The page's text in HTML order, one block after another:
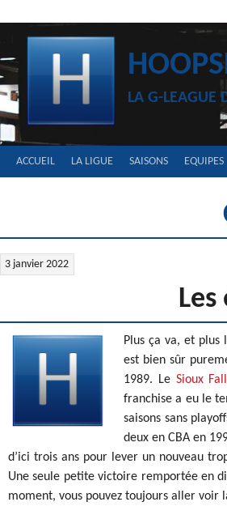
LA G-LEAGUE
ACCUEIL LA LIGUE SAISONS EQUIPES
3 janvier 2022
Plus ça va, et plus
est bien sûr
1989. Le Sioux
franchise a eu le
saisons sans
deux en CBA en
d’ici trois ans pour lever un nouveau
Une seule petite victoire remportée en
moment, vous pouvez toujours aller voir